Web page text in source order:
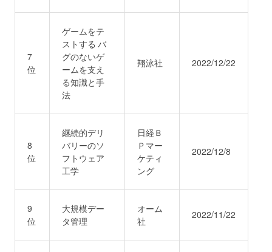
7
位
ゲームをテ
ストする バ
グのないゲ
ームを支え
る知識と手
法
翔泳社 2022/12/22
8
位
継続的デリ
バリーのソ
フトウェア
工学
日経Ｂ
Ｐマー
ケティ
ング
2022/12/8
9
位
大規模デー
タ管理
オーム
社
2022/11/22